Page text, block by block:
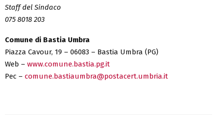
Staff del Sindaco
075 8018 203
Comune di Bastia Umbra
Piazza Cavour, 19 – 06083 – Bastia Umbra (PG)
Web – www.comune.bastia.pg.it
Pec – comune.bastiaumbra@postacert.umbria.it